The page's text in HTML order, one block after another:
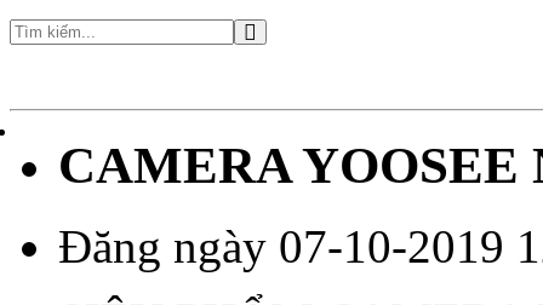
CAMERA
Đăng ngày 07-10-2019